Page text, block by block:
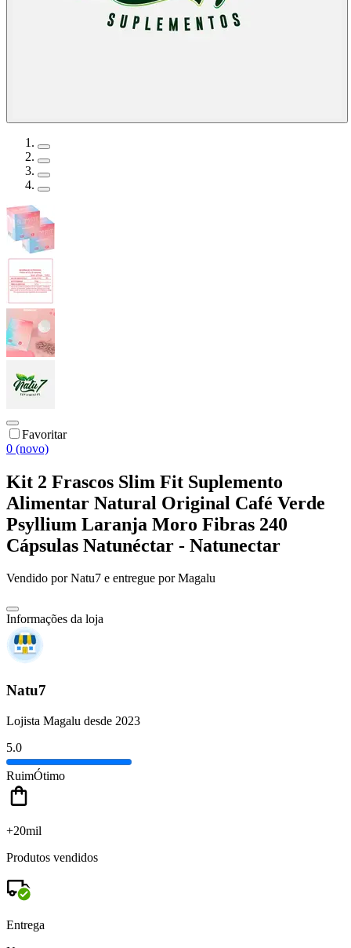
Favoritar
0 (novo)
Kit 2 Frascos Slim Fit Suplemento
Alimentar Natural Original Café Verde
Psyllium Laranja Moro Fibras 240
Cápsulas Natunéctar - Natunectar
Vendido porNatu7 e entregue por Magalu
Informações da loja
Natu7
Lojista Magalu desde 2023
5.0
RuimÓtimo
+20mil
Produtos vendidos
Entrega